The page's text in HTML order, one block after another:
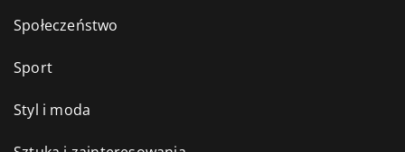
Społeczeństwo
Sport
Styl i moda